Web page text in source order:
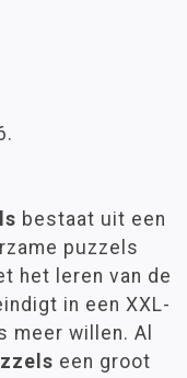
bestaat uit een
puzzels
het leren van de
in een XXL-
meer willen. Al
een groot